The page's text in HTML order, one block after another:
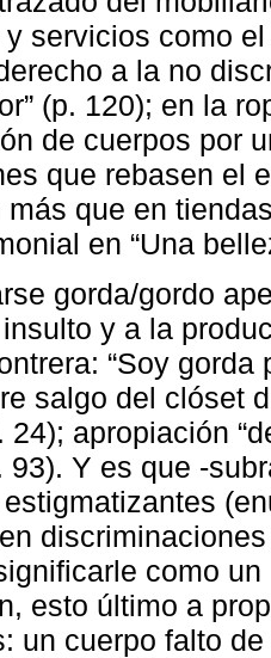
servicios como
a la no
(p. 120); en la
de cuerpos por
que rebasen el
más que en
en “Una
gorda/gordo
y a la
“Soy
salgo del clóset
24); apropiación
93). Y es que -
como
esto último a
un cuerpo falto